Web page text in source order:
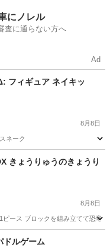
にノレル
査に通らない方へ
Ad
フィギュア ネイキッ
8月8日
ネーク
スネーク
きょうりゅうのきょうり
8月8日
ース ブロックを組み立てて恐竜
ルゲーム